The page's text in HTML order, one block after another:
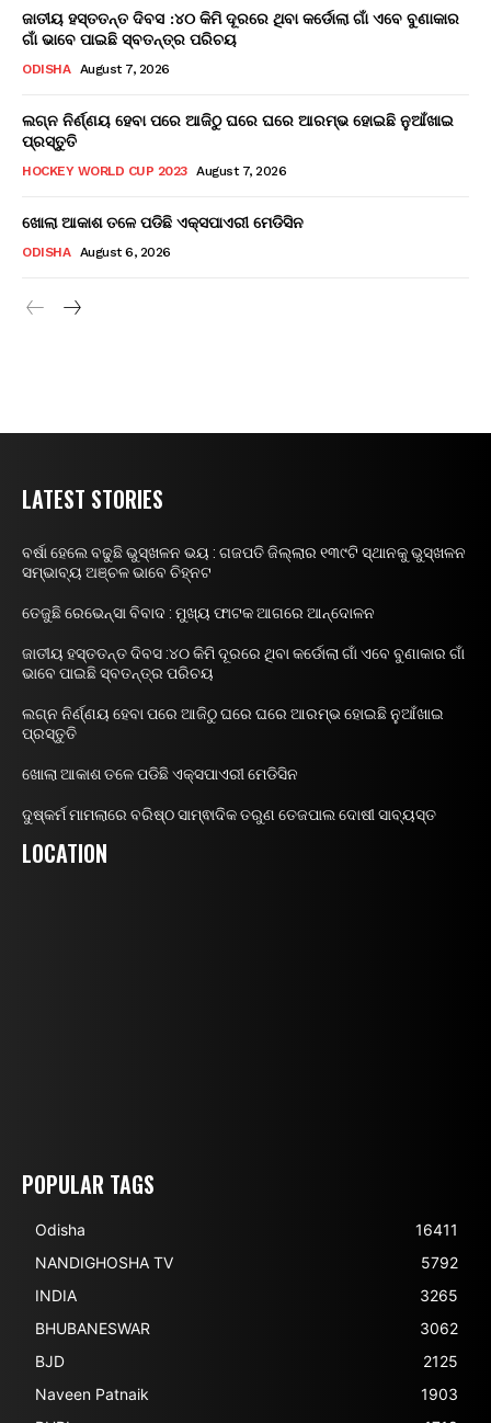
ଜାତୀୟ ହସ୍ତତନ୍ତ ଦିବସ :୪୦ କିମି ଦୂରରେ ଥିବା କର୍ଡୋଲା ଗାଁ ଏବେ ବୁଣାକାର
ଗାଁ ଭାବେ ପାଇଛି ସ୍ବତନ୍ତ୍ର ପରିଚୟ
ODISHA August 7, 2026
ଲଗ୍ନ ନିର୍ଣ୍ଣୟ ହେବା ପରେ ଆଜିଠୁ ଘରେ ଘରେ ଆରମ୍ଭ ହୋଇଛି ନୁଆଁଖାଇ
ପ୍ରସ୍ତୁତି
HOCKEY WORLD CUP 2023 August 7, 2026
ଖୋଲା ଆକାଶ ତଳେ ପଡିଛି ଏକ୍ସପାଏରୀ ମେଡିସିନ
ODISHA August 6, 2026
LATEST STORIES
ବର୍ଷା ହେଲେ ବଢୁଛି ଭୁସ୍ଖଳନ ଭୟ : ଗଜପତି ଜିଲ୍ଲାର ୧୩୯ଟି ସ୍ଥାନକୁ ଭୁସ୍ଖଳନ
ସମ୍ଭାବ୍ୟ ଅଞ୍ଚଳ ଭାବେ ଚିହ୍ନଟ
ତେଜୁଛି ରେଭେନ୍ସା ବିବାଦ : ମୁଖ୍ୟ ଫାଟକ ଆଗରେ ଆନ୍ଦୋଳନ
ଜାତୀୟ ହସ୍ତତନ୍ତ ଦିବସ :୪୦ କିମି ଦୂରରେ ଥିବା କର୍ଡୋଲା ଗାଁ ଏବେ ବୁଣାକାର ଗାଁ
ଭାବେ ପାଇଛି ସ୍ବତନ୍ତ୍ର ପରିଚୟ
ଲଗ୍ନ ନିର୍ଣ୍ଣୟ ହେବା ପରେ ଆଜିଠୁ ଘରେ ଘରେ ଆରମ୍ଭ ହୋଇଛି ନୁଆଁଖାଇ
ପ୍ରସ୍ତୁତି
ଖୋଲା ଆକାଶ ତଳେ ପଡିଛି ଏକ୍ସପାଏରୀ ମେଡିସିନ
ଦୁଷ୍କର୍ମ ମାମଲାରେ ବରିଷ୍ଠ ସାମ୍ଵାଦିକ ତରୁଣ ତେଜପାଲ ଦୋଷୀ ସାବ୍ୟସ୍ତ
LOCATION
POPULAR TAGS
Odisha
16411
NANDIGHOSHA TV
5792
INDIA
3265
BHUBANESWAR
3062
BJD
2125
Naveen Patnaik
1903